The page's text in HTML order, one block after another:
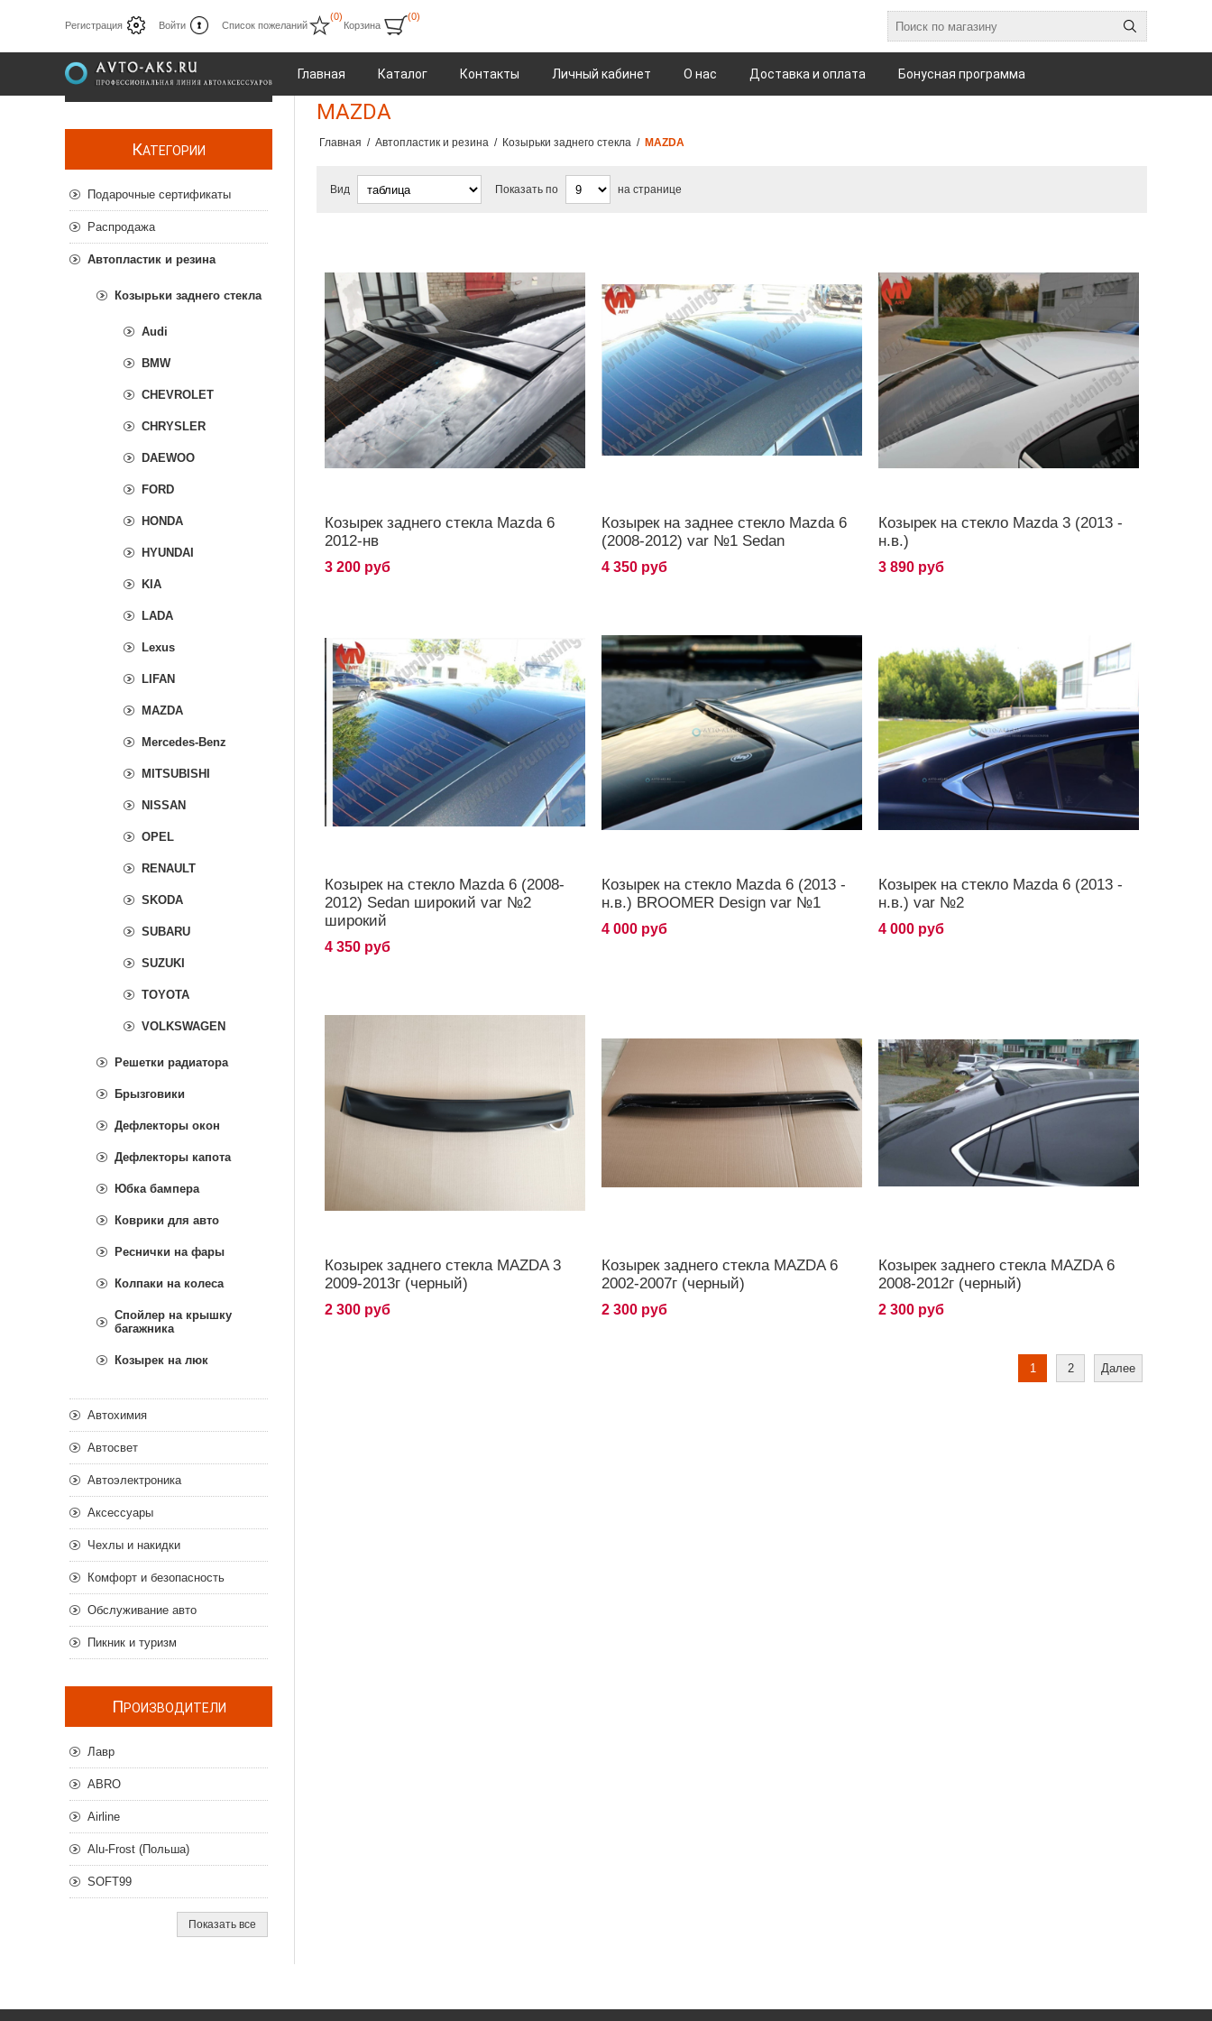
Регистрация Войти Список пожеланий
(0)
Корзина
(0)
Главная Каталог Контакты Личный кабинет О нас Доставка и оплата Бонусная программа
MAZDA
Главная / Автопластик и резина / Козырьки заднего стекла / MAZDA
Вид Показать по на странице
Козырек заднего стекла Mazda 6
2012-нв
3 200 руб
Козырек на заднее стекло Mazda 6
(2008-2012) var №1 Sedan
4 350 руб
Козырек на стекло Mazda 3 (2013 -
н.в.)
3 890 руб
Козырек на стекло Mazda 6 (2008-
2012) Sedan широкий var №2
широкий
4 350 руб
Козырек на стекло Mazda 6 (2013 -
н.в.) BROOMER Design var №1
4 000 руб
Козырек на стекло Mazda 6 (2013 -
н.в.) var №2
4 000 руб
Козырек заднего стекла MAZDA 3
2009-2013г (черный)
2 300 руб
Козырек заднего стекла MAZDA 6
2002-2007г (черный)
2 300 руб
Козырек заднего стекла MAZDA 6
2008-2012г (черный)
2 300 руб
1 2 Далее
КАТЕГОРИИ
Подарочные сертификаты
Распродажа
Автопластик и резина
Козырьки заднего стекла
Audi
BMW
CHEVROLET
CHRYSLER
DAEWOO
FORD
HONDA
HYUNDAI
KIA
LADA
Lexus
LIFAN
MAZDA
Mercedes-Benz
MITSUBISHI
NISSAN
OPEL
RENAULT
SKODA
SUBARU
SUZUKI
TOYOTA
VOLKSWAGEN
Решетки радиатора
Брызговики
Дефлекторы окон
Дефлекторы капота
Юбка бампера
Коврики для авто
Реснички на фары
Колпаки на колеса
Спойлер на крышку
багажника
Козырек на люк
Автохимия
Автосвет
Автоэлектроника
Аксессуары
Чехлы и накидки
Комфорт и безопасность
Обслуживание авто
Пикник и туризм
ПРОИЗВОДИТЕЛИ
Лавр
ABRO
Airline
Alu-Frost (Польша)
SOFT99
Показать все